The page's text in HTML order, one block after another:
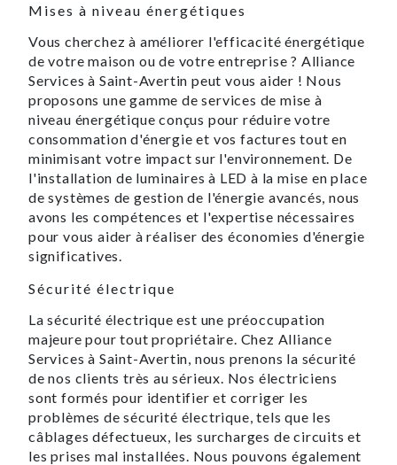
Mises à niveau énergétiques
Vous cherchez à améliorer l'efficacité énergétique
de votre maison ou de votre entreprise ? Alliance
Services à Saint-Avertin peut vous aider ! Nous
proposons une gamme de services de mise à
niveau énergétique conçus pour réduire votre
consommation d'énergie et vos factures tout en
minimisant votre impact sur l'environnement. De
l'installation de luminaires à LED à la mise en place
de systèmes de gestion de l'énergie avancés, nous
avons les compétences et l'expertise nécessaires
pour vous aider à réaliser des économies d'énergie
significatives.
Sécurité électrique
La sécurité électrique est une préoccupation
majeure pour tout propriétaire. Chez Alliance
Services à Saint-Avertin, nous prenons la sécurité
de nos clients très au sérieux. Nos électriciens
sont formés pour identifier et corriger les
problèmes de sécurité électrique, tels que les
câblages défectueux, les surcharges de circuits et
les prises mal installées. Nous pouvons également